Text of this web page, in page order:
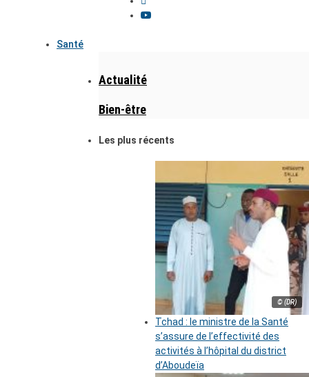
Santé
Actualité
Bien-être
Les plus récents
© (DR)
Tchad : le ministre de la Santé
s’assure de l’effectivité des
activités à l’hôpital du district
d’Aboudeïa